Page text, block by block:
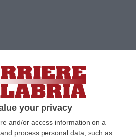
your privacy
and/or access information on a
process personal data, such as